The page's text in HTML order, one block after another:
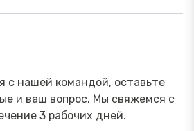
с нашей командой, оставьте
и ваш вопрос. Мы свяжемся с
3 рабочих дней.